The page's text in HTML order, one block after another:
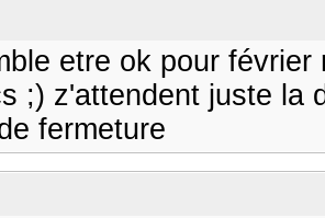
etre ok pour
;) z'attendent juste la
fermeture